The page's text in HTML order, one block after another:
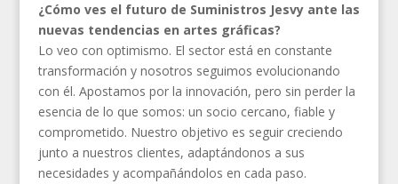
¿Cómo ves el futuro de Suministros Jesvy ante las
nuevas tendencias en artes gráficas?
Lo veo con optimismo. El sector está en constante
transformación y nosotros seguimos evolucionando
con él. Apostamos por la innovación, pero sin perder la
esencia de lo que somos: un socio cercano, fiable y
comprometido. Nuestro objetivo es seguir creciendo
junto a nuestros clientes, adaptándonos a sus
necesidades y acompañándolos en cada paso.